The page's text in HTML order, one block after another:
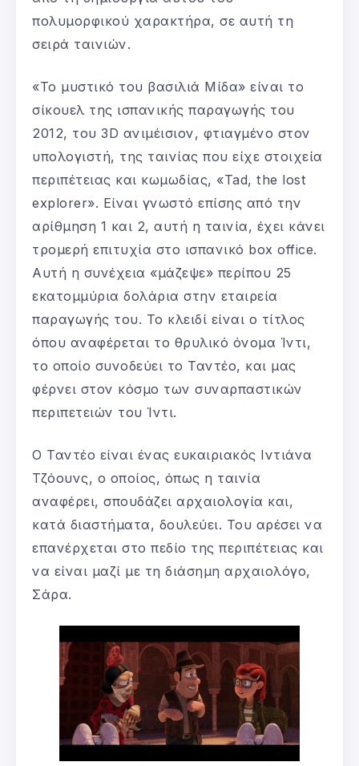
πολυμορφικού χαρακτήρα, σε αυτή τη
σειρά ταινιών.
«Το μυστικό του βασιλιά Μίδα» είναι το
σίκουελ της ισπανικής παραγωγής του
2012, του 3D ανιμέισιον, φτιαγμένο στον
υπολογιστή, της ταινίας που είχε στοιχεία
περιπέτειας και κωμωδίας, «Tad, the lost
explorer». Είναι γνωστό επίσης από την
αρίθμηση 1 και 2, αυτή η ταινία, έχει κάνει
τρομερή επιτυχία στο ισπανικό box office.
Αυτή η συνέχεια «μάζεψε» περίπου 25
εκατομμύρια δολάρια στην εταιρεία
παραγωγής του. Το κλειδί είναι ο τίτλος
όπου αναφέρεται το θρυλικό όνομα Ίντι,
το οποίο συνοδεύει το Ταντέο, και μας
φέρνει στον κόσμο των συναρπαστικών
περιπετειών του Ίντι.
Ο Ταντέο είναι ένας ευκαιριακός Ιντιάνα
Τζόουνς, ο οποίος, όπως η ταινία
αναφέρει, σπουδάζει αρχαιολογία και,
κατά διαστήματα, δουλεύει. Του αρέσει να
επανέρχεται στο πεδίο της περιπέτειας και
να είναι μαζί με τη διάσημη αρχαιολόγο,
Σάρα.